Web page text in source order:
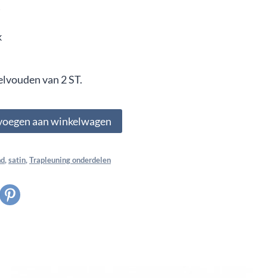
van 2 ST.
aan winkelwagen
, satin, Trapleuning onderdelen